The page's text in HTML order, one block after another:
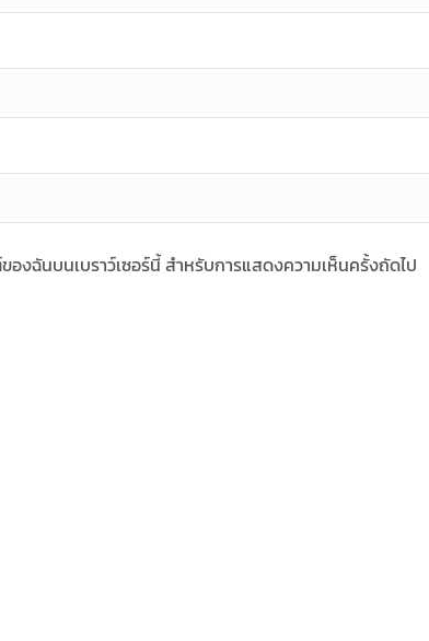
องฉันบนเบราว์เซอร์นี้ สำหรับการแสดงความเห็นครั้งถัดไป